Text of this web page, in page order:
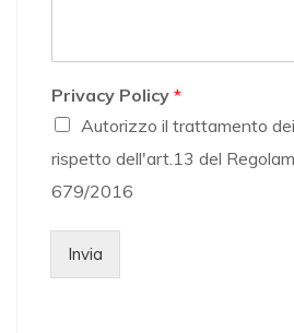
Privacy Policy *
Autorizzo il trattamento
rispetto dell'art.13 del
679/2016
Invia